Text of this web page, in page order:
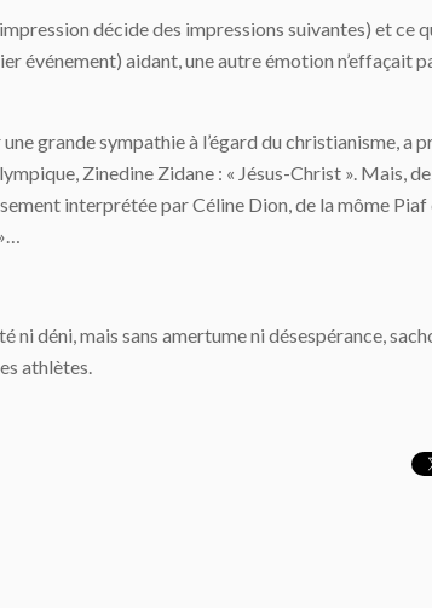
décide des impressions suivantes) et ce
aidant, une autre émotion n’effaçait
grande sympathie à l’égard du christianisme, a
Zinedine Zidane : « Jésus-Christ ». Mais,
interprétée par Céline Dion, de la môme Piaf
ni déni, mais sans amertume ni désespérance,
athlètes.